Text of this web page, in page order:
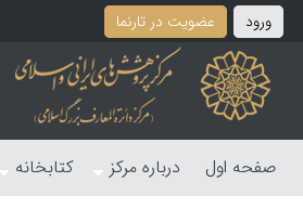
ورود عضویت در تارنما
صفحه اول درباره مرکز کتابخانه